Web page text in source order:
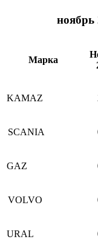
ноябрь
Марка
KAMAZ
SCANIA
GAZ
VOLVO
URAL